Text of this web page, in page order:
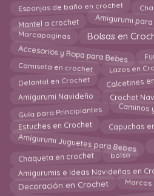
Esponjas de baño en crochet
Mantel a crochet Amigurumi
Marcapaginas Bolsas en
Accesorios y Ropa para Bebes
Camiseta en crochet Lazos en
Delantal en Crochet Calcetines
Amigurumi Navideño Crochet
Guía para Principiantes Caminos
Estuches en Crochet Capuchas
Amigurumi Juguetes para Bebes
Chaqueta en crochet bolso
Amigurumis e Ideas Navideñas en
Decoración en Crochet